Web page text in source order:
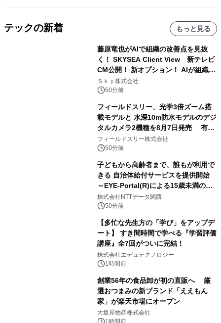
テックの新着 もっと見る
藤原竜也がAIで組織の改善点を見抜
く！ SKYSEA Client View 新テレビ
CM公開！ 新オプション！ AIが組織の
業務実態を分析し労務改善を支援。 藤
原竜也メイキング動画公開 「もしAIが
る自信がある」「昨年の夏はカブトム
シを捕まえたり、虫と戦ったり…」
Ｓｋｙ株式会社
50分前
フィールドスリー、光学3倍ズーム搭
載モデルと 水深10m防水モデルのデジ
タルカメラ2機種を8月7日発売 有効
約1300万画素、用途別に選べるコンデ
ジ新登場
フィールドスリー株式会社
50分前
子どもから高齢者まで、誰もが利用で
きる 自治体給付サービスを提供開始
～EYE-Portal(R)による15歳未満の本
人認証と デジタルデバイド対策で実現
～
株式会社NTTデータ関西
50分前
【多忙な先生方の「学び」をアップデ
ート】 すき間時間で学べる『学習評価
講座』全7回がついに完結！
株式会社エデュテクノロジー
1時間前
創業56年の食品卸が初の直販へ 厳
選おつまみの新ブランド「ええもん
家」が楽天市場にオープン
大坂屋物産株式会社
1時間前